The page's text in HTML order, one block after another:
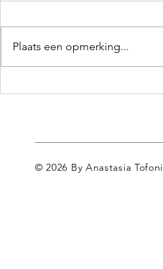
Plaats een opmerking...
© 2026 By Anastasia Tofoni